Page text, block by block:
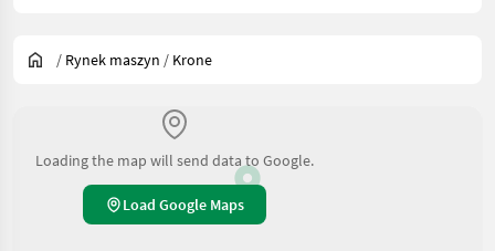
/ Rynek maszyn / Krone
Loading the map will send data to Google.
Load Google Maps